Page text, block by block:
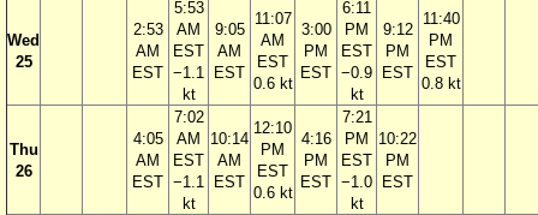
Wed
25
2:53
AM
EST
5:53
AM
EST
−1.1
kt
9:05
AM
EST
11:07
AM
EST
0.6 kt
3:00
PM
EST
6:11
PM
EST
−0.9
kt
9:12
PM
EST
11:40
PM
EST
0.8 kt
Thu
26
4:05
AM
EST
7:02
AM
EST
−1.1
kt
10:14
AM
EST
12:10
PM
EST
0.6 kt
4:16
PM
EST
7:21
PM
EST
−1.0
kt
10:22
PM
EST